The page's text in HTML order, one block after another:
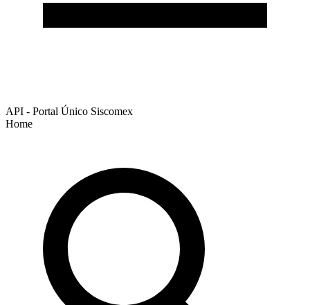
API - Portal Único Siscomex
Home